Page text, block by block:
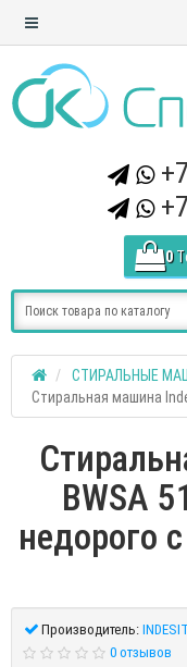
0
СТИРАЛЬНЫЕ
Стиральная машина
BWSA
недорого
Производитель: INDESIT
0 отзывов